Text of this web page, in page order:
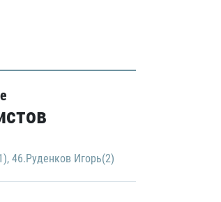
, 46.Руденков Игорь(2)